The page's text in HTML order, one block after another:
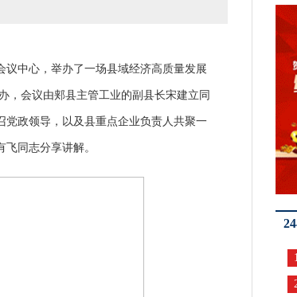
中心，举办了一场县域经济高质量发展
，会议由郏县主管工业的副县长宋建立同
政领导，以及县重点企业负责人共聚一
同志分享讲解。